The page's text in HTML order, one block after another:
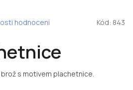
s motivem plachetnice.
hodnocení Kód: 843